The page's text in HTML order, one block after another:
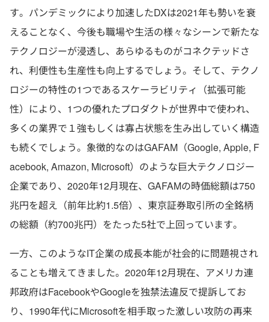
す。パンデミックにより加速したDXは2021年も勢いを衰
えることなく、今後も職場や生活の様々なシーンで新たな
テクノロジーが浸透し、あらゆるものがコネクテッドさ
れ、利便性も生産性も向上するでしょう。そして、テクノ
ロジーの特性の1つであるスケーラビリティ（拡張可能
性）により、1つの優れたプロダクトが世界中で使われ、
多くの業界で１強もしくは寡占状態を生み出していく構造
も続くでしょう。象徴的なのはGAFAM（Google, Apple, F
acebook, Amazon, Microsoft）のような巨大テクノロジー
企業であり、2020年12月現在、GAFAMの時価総額は750
兆円を超え（前年比約1.5倍）、東京証券取引所の全銘柄
の総額（約700兆円）をたった5社で上回っています。
一方、このようなIT企業の成長本能が社会的に問題視され
ることも増えてきました。2020年12月現在、アメリカ連
邦政府はFacebookやGoogleを独禁法違反で提訴してお
り、1990年代にMicrosoftを相手取った激しい攻防の再来